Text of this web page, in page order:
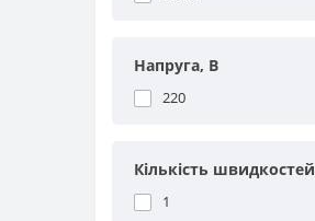
Напруга, В
220
Кількість швидкостей
1